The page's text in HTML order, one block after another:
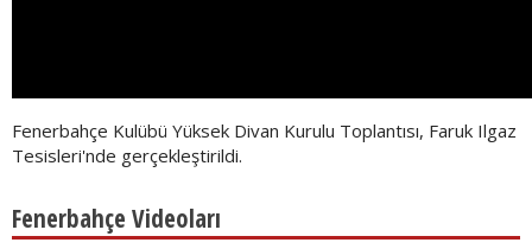
Fenerbahçe Kulübü Yüksek Divan Kurulu Toplantısı, Faruk Ilgaz
Tesisleri'nde gerçekleştirildi.
Fenerbahçe Videoları